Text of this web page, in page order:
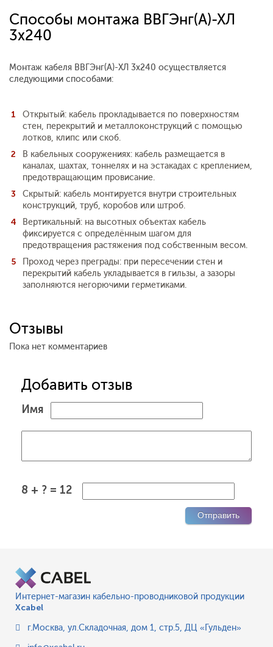
Способы монтажа ВВГЭнг(А)-ХЛ
3x240
Монтаж кабеля ВВГЭнг(А)-ХЛ 3x240 осуществляется
следующими способами:
Открытый: кабель прокладывается по поверхностям
стен, перекрытий и металлоконструкций с помощью
лотков, клипс или скоб.
В кабельных сооружениях: кабель размещается в
каналах, шахтах, тоннелях и на эстакадах с креплением,
предотвращающим провисание.
Скрытый: кабель монтируется внутри строительных
конструкций, труб, коробов или штроб.
Вертикальный: на высотных объектах кабель
фиксируется с определённым шагом для
предотвращения растяжения под собственным весом.
Проход через преграды: при пересечении стен и
перекрытий кабель укладывается в гильзы, а зазоры
заполняются негорючими герметиками.
Отзывы
Пока нет комментариев
Добавить отзыв
Имя
8 + ? = 12
Интернет-магазин кабельно-проводниковой продукции
Xcabel
г.Москва, ул.Складочная, дом 1, стр.5, ДЦ «Гульден»